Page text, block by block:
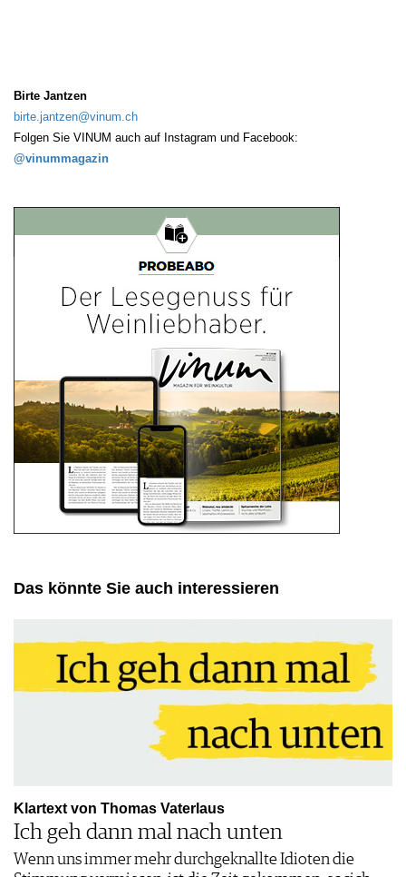
Birte Jantzen
birte.jantzen@vinum.ch
Folgen Sie VINUM auch auf Instagram und Facebook:
@vinummagazin
Das könnte Sie auch interessieren
Klartext von Thomas Vaterlaus
Ich geh dann mal nach unten
Wenn uns immer mehr durchgeknallte Idioten die